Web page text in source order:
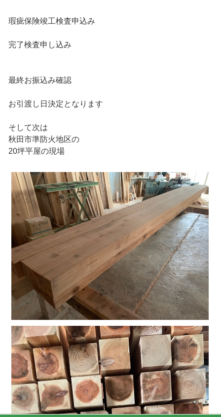
瑕疵保険竣工検査申込み
完了検査申し込み
最終お振込み確認
お引渡し日決定となります
そして次は
秋田市準防火地区の
20坪平屋の現場